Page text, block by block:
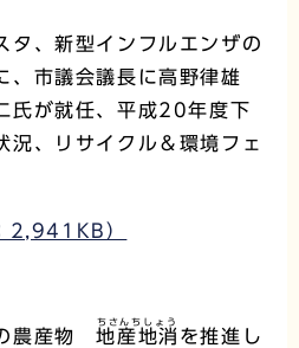
タ、新型インフルエンザの
、市議会議長に高野律雄
氏が就任、平成20年度下
況、リサイクル＆環境フェ
2,941KB）
の農産物地産地消
ちさんちしょう
を推進し